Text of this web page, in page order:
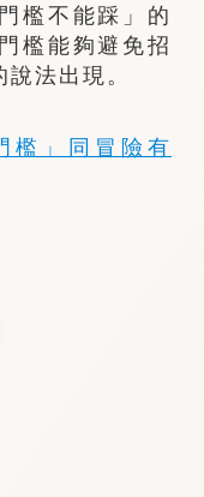
檻不能踩」的
檻能夠避免招
法出現。
檻」同冒險有